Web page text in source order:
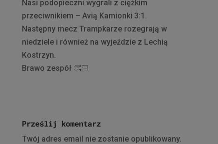
Nasi podopieczni wygrali z ciężkim
przeciwnikiem – Avią Kamionki 3:1.
Następny mecz Trampkarze rozegrają w
niedziele i również na wyjeździe z Lechią
Kostrzyn.
Brawo zespół 👏🏻
Prześlij komentarz
Twój adres email nie zostanie opublikowany.